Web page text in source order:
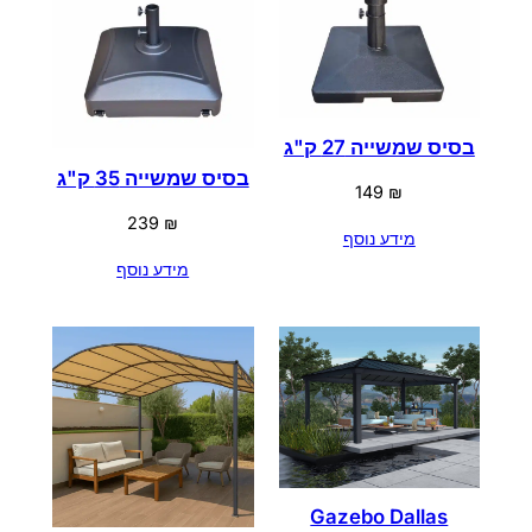
בסיס שמשייה 27 ק"ג
149 ₪
מידע נוסף
בסיס שמשייה 35 ק"ג
239 ₪
מידע נוסף
Gazebo Dallas